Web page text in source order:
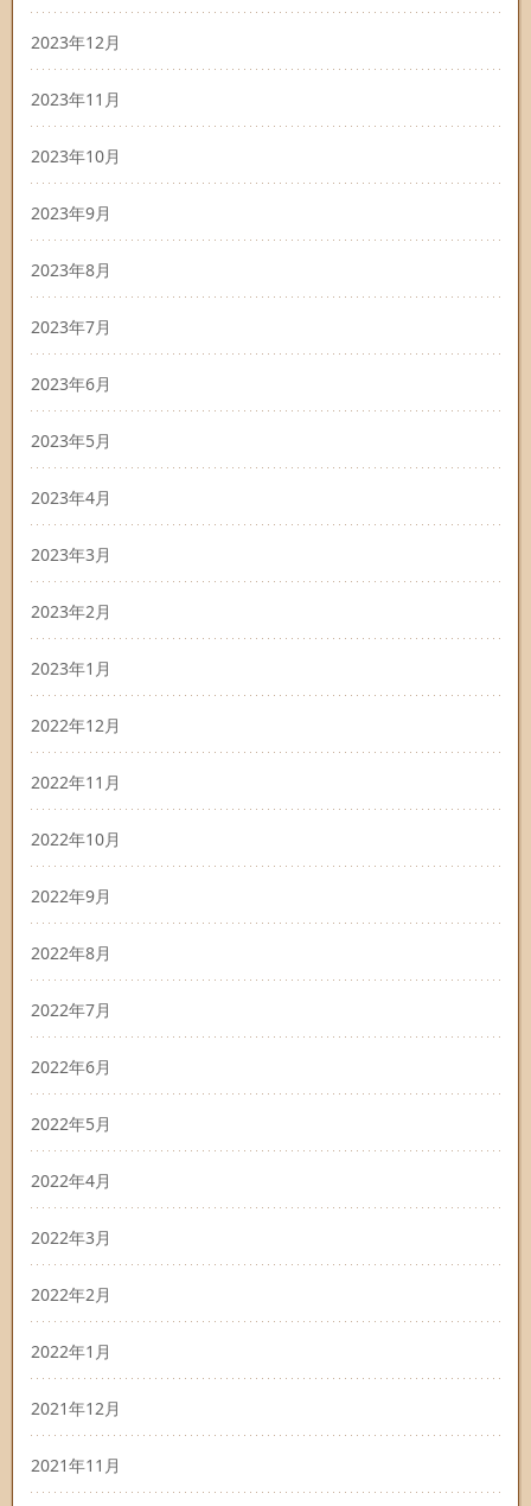
2023年12月
2023年11月
2023年10月
2023年9月
2023年8月
2023年7月
2023年6月
2023年5月
2023年4月
2023年3月
2023年2月
2023年1月
2022年12月
2022年11月
2022年10月
2022年9月
2022年8月
2022年7月
2022年6月
2022年5月
2022年4月
2022年3月
2022年2月
2022年1月
2021年12月
2021年11月